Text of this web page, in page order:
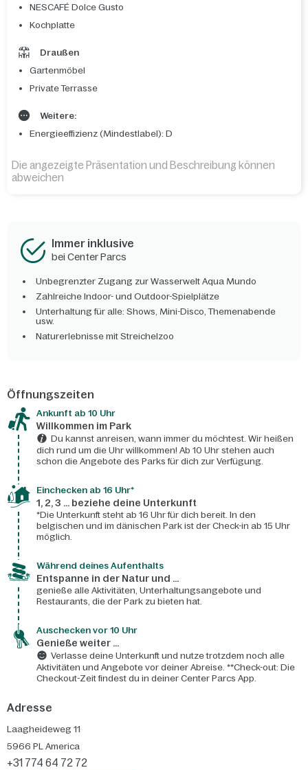
NESCAFÉ Dolce Gusto
Kochplatte
Draußen
Gartenmöbel
Private Terrasse
Weitere:
Energieeffizienz (Mindestlabel): D
Die angezeigte Präsentation und Beschreibung können
abweichen
Immer inklusive
bei Center Parcs
Unbegrenzter Zugang zur Wasserwelt Aqua Mundo
Zahlreiche Indoor- und Outdoor-Spielplätze
Unterhaltung für alle: Shows, Mini-Disco, Themenabende
usw.
Naturerlebnisse mit Streichelzoo
Öffnungszeiten
Ankunft ab 10 Uhr
Willkommen im Park
Du kannst anreisen, wann immer du möchtest. Wir heißen
dich rund um die Uhr willkommen! Ab 10 Uhr stehen auch
schon die Angebote des Parks für dich zur Verfügung.
Einchecken ab 16 Uhr*
1, 2, 3 ... beziehe deine Unterkunft
*Die Unterkunft steht ab 16 Uhr für dich bereit. In den
belgischen und im dänischen Park ist der Check-in ab 15 Uhr
möglich.
Während deines Aufenthalts
Entspanne in der Natur und ...
genieße alle Aktivitäten, Unterhaltungsangebote und
Restaurants, die der Park zu bieten hat.
Auschecken vor 10 Uhr
Genieße weiter ...
Verlasse deine Unterkunft und nutze trotzdem noch alle
Aktivitäten und Angebote vor deiner Abreise. **Check-out: Die
Checkout-Zeit findest du in deiner Center Parcs App.
Adresse
Laagheideweg 11
5966 PL America
+31 774 64 72 72